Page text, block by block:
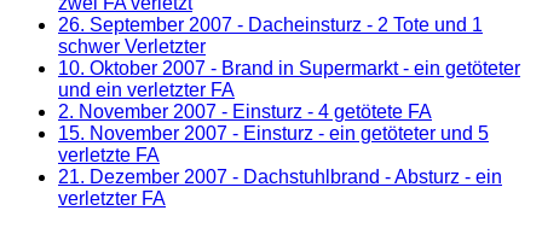
26. September 2007 - Dacheinsturz - 2 Tote und 1
schwer Verletzter
10. Oktober 2007 - Brand in Supermarkt - ein getöteter
und ein verletzter FA
2. November 2007 - Einsturz - 4 getötete FA
15. November 2007 - Einsturz - ein getöteter und 5
verletzte FA
21. Dezember 2007 - Dachstuhlbrand - Absturz - ein
verletzter FA